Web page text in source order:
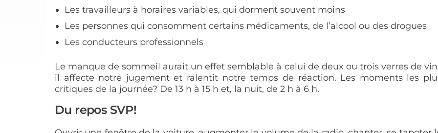
Les travailleurs à horaires variables, qui dorment souvent moins
Les personnes qui consomment certains médicaments, de l’alcool ou des drogues
Les conducteurs professionnels
Le manque de sommeil aurait un effet semblable à celui de deux ou trois verres de vin
il affecte notre jugement et ralentit notre temps de réaction. Les moments les
critiques de la journée? De 13 h à 15 h et, la nuit, de 2 h à 6 h.
Du repos SVP!